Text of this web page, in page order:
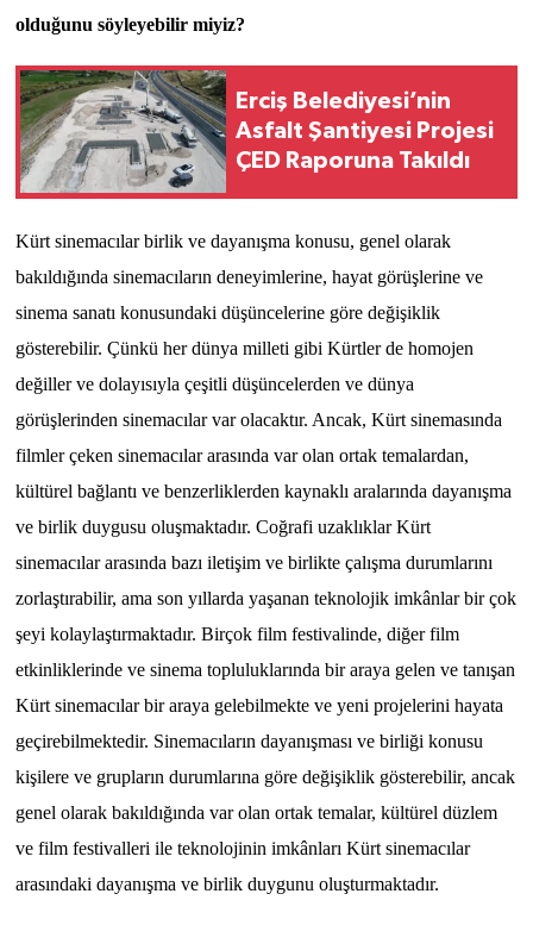
olduğunu söyleyebilir miyiz?
Erciş Belediyesi’nin
Asfalt Şantiyesi Projesi
ÇED Raporuna Takıldı
Kürt sinemacılar birlik ve dayanışma konusu, genel olarak
bakıldığında sinemacıların deneyimlerine, hayat görüşlerine ve
sinema sanatı konusundaki düşüncelerine göre değişiklik
gösterebilir. Çünkü her dünya milleti gibi Kürtler de homojen
değiller ve dolayısıyla çeşitli düşüncelerden ve dünya
görüşlerinden sinemacılar var olacaktır. Ancak, Kürt sinemasında
filmler çeken sinemacılar arasında var olan ortak temalardan,
kültürel bağlantı ve benzerliklerden kaynaklı aralarında dayanışma
ve birlik duygusu oluşmaktadır. Coğrafi uzaklıklar Kürt
sinemacılar arasında bazı iletişim ve birlikte çalışma durumlarını
zorlaştırabilir, ama son yıllarda yaşanan teknolojik imkânlar bir çok
şeyi kolaylaştırmaktadır. Birçok film festivalinde, diğer film
etkinliklerinde ve sinema topluluklarında bir araya gelen ve tanışan
Kürt sinemacılar bir araya gelebilmekte ve yeni projelerini hayata
geçirebilmektedir. Sinemacıların dayanışması ve birliği konusu
kişilere ve grupların durumlarına göre değişiklik gösterebilir, ancak
genel olarak bakıldığında var olan ortak temalar, kültürel düzlem
ve film festivalleri ile teknolojinin imkânları Kürt sinemacılar
arasındaki dayanışma ve birlik duygunu oluşturmaktadır.